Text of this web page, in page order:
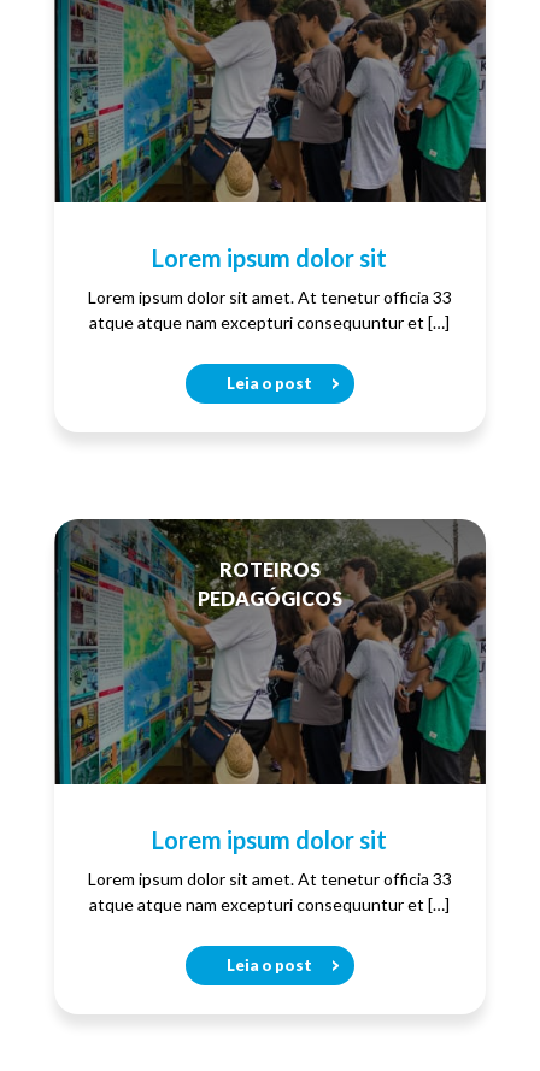
Lorem ipsum dolor sit
Lorem ipsum dolor sit amet. At tenetur officia 33
atque atque nam excepturi consequuntur et […]
Leia o post
ROTEIROS
PEDAGÓGICOS
Lorem ipsum dolor sit
Lorem ipsum dolor sit amet. At tenetur officia 33
atque atque nam excepturi consequuntur et […]
Leia o post